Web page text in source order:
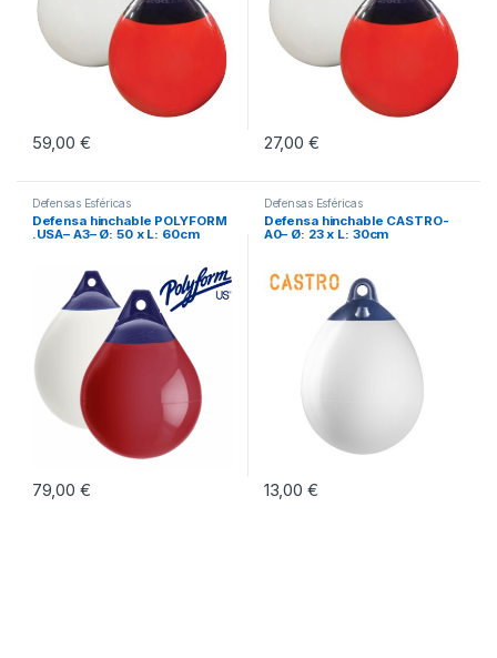
59,00 €
Este producto tiene múltiples variantes. Las opciones se pueden
27,00 €
Este producto tiene múltiples
Defensas Esféricas
Defensa hinchable POLYFORM
.USA– A3– Ø: 50 x L: 60cm
79,00 €
Defensas Esféricas
Defensa hinchable CASTRO-
A0– Ø: 23 x L: 30cm
13,00 €